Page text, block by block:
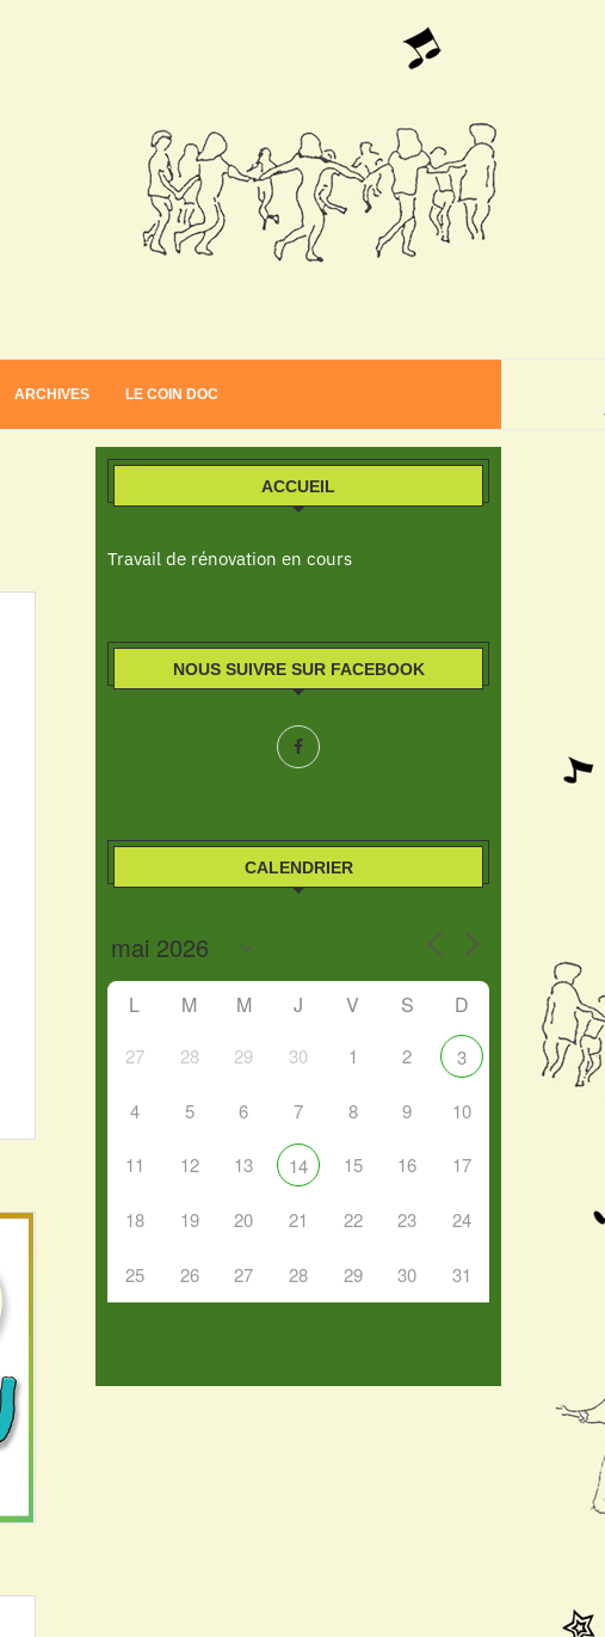
ARCHIVES LE COIN DOC
ACCUEIL
Travail de rénovation en cours
NOUS SUIVRE SUR FACEBOOK
CALENDRIER
L M M J V S D
27 28 29 30 1 2 3
4 5 6 7 8 9 10
11 12 13 14 15 16 17
18 19 20 21 22 23 24
25 26 27 28 29 30 31